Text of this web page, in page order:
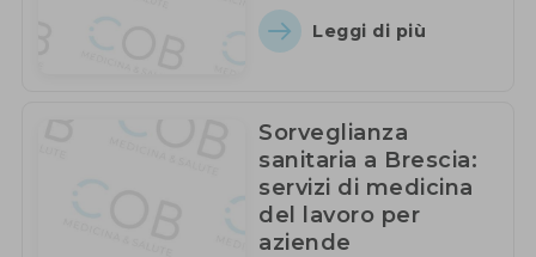
Leggi di più
Sorveglianza
sanitaria a Brescia:
servizi di medicina
del lavoro per
aziende